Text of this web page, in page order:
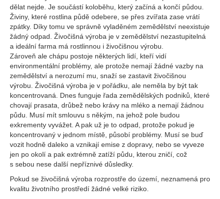
dělat nejde. Je součástí koloběhu, který začíná a končí půdou.
Živiny, které rostlina půdě odebere, se přes zvířata zase vrátí
zpátky. Díky tomu ve správně vyladěném zemědělství neexistuje
žádný odpad. Živočišná výroba je v zemědělství nezastupitelná
a ideální farma má rostlinnou i živočišnou výrobu.
Zároveň ale chápu postoje některých lidí, kteří vidí
environmentální problémy, ale protože nemají žádné vazby na
zemědělství a nerozumí mu, snaží se zastavit živočišnou
výrobu. Živočišná výroba je v pořádku, ale neměla by být tak
koncentrovaná. Dnes funguje řada zemědělských podniků, které
chovají prasata, drůbež nebo krávy na mléko a nemají žádnou
půdu. Musí mít smlouvu s někým, na jehož pole budou
exkrementy vyvážet. A pak už je to odpad, protože pokud je
koncentrovaný v jednom místě, působí problémy. Musí se buď
vozit hodně daleko a vznikají emise z dopravy, nebo se vyveze
jen po okolí a pak extrémně zatíží půdu, kterou zničí, což
s sebou nese další nepříznivé důsledky.
Pokud se živočišná výroba rozprostře do území, neznamená pro
kvalitu životního prostředí žádné velké riziko.